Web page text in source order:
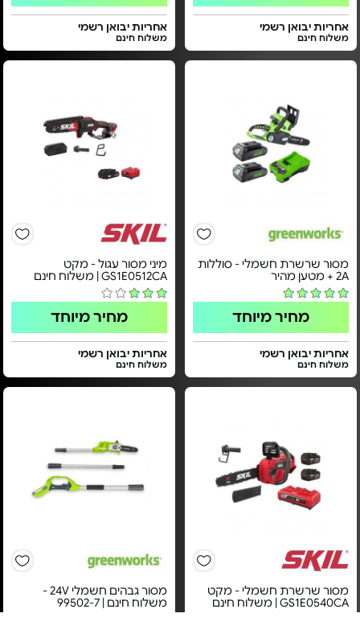
אחריות יבואן רשמי
משלוח חינם
אחריות יבואן רשמי
משלוח חינם
מסור שרשרת חשמלי - סוללות
2A + מטען מהיר
מחיר מיוחד
אחריות יבואן רשמי
משלוח חינם
מיני מסור עגול - מקט
GS1E0512CA | משלוח חינם
מחיר מיוחד
אחריות יבואן רשמי
משלוח חינם
מסור שרשרת חשמלי - מקט
GS1E0540CA | משלוח חינם
מסור גבהים חשמלי 24V -
משלוח חינם | 99502-7